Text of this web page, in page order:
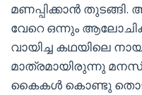
മണപ്പിക്കാൻ
വേറെ ഒന്നും
വായിച്ച കഥയിലെ
മാത്രമായിരുന്നു
കൈകൾ കൊണ്ടു